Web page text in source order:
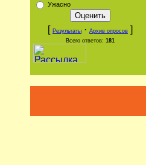
Ужасно
[ Результаты · Архив опросов ]
Всего ответов: 181